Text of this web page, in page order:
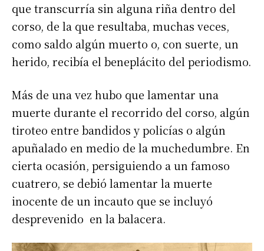
que transcurría sin alguna riña dentro del
corso, de la que resultaba, muchas veces,
como saldo algún muerto o, con suerte, un
herido, recibía el beneplácito del periodismo.
Más de una vez hubo que lamentar una
muerte durante el recorrido del corso, algún
tiroteo entre bandidos y policías o algún
apuñalado en medio de la muchedumbre. En
cierta ocasión, persiguiendo a un famoso
cuatrero, se debió lamentar la muerte
inocente de un incauto que se incluyó
desprevenido en la balacera.